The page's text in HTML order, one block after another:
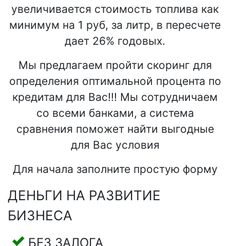
увеличивается стоимость топлива как
минимум на 1 руб, за литр, в пересчете
дает 26% годовых.
Мы предлагаем пройти скоринг для
определения оптимальной процента по
кредитам для Вас!!! Мы сотрудничаем
со всеми банками, а система
сравнения поможет найти выгодные
для Вас условия
Для начала заполните простую форму
ДЕНЬГИ НА РАЗВИТИЕ
БИЗНЕСА
БЕЗ ЗАЛОГА